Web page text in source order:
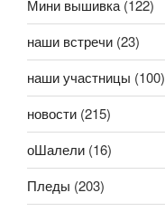
Мини вышивка(122)
наши встречи (23)
наши участницы (100)
новости (215)
оШалели (16)
Пледы (203)